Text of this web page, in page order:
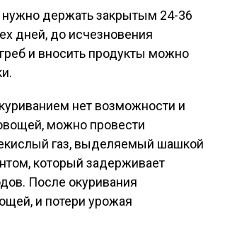
держать закрытым 24-36
дней, до исчезновения
и вносить продукты можно
нет возможности и
можно провести
газ, выделяемый шашкой
который задерживает
После окуривания
и потери урожая